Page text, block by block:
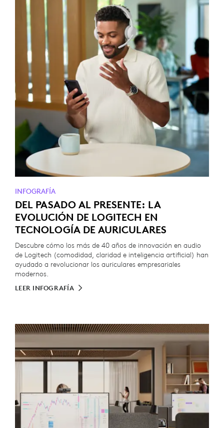
INFOGRAFÍA
DEL PASADO AL PRESENTE: LA
EVOLUCIÓN DE LOGITECH EN
TECNOLOGÍA DE AURICULARES
Descubre cómo los más de 40 años de innovación en audio
de Logitech (comodidad, claridad e inteligencia artificial) han
ayudado a revolucionar los auriculares empresariales
modernos.
LEER INFOGRAFÍA